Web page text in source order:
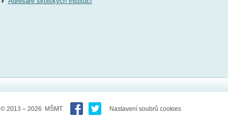
© 2013 – 2026 MŠMT Nastavení soubrů cookies